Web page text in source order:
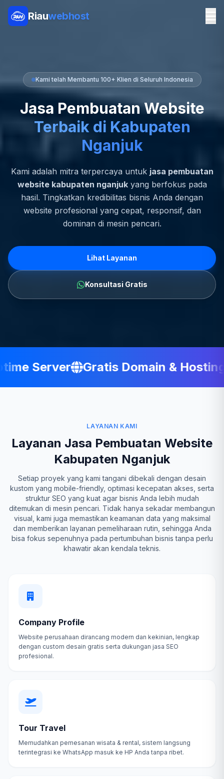
Riauwebhost
Kami telah Membantu 100+ Klien di Seluruh Indonesia
Jasa Pembuatan Website
Terbaik di Kabupaten
Nganjuk
Kami adalah mitra terpercaya untuk jasa pembuatan
website kabupaten nganjukyang berfokus pada
hasil. Tingkatkan kredibilitas bisnis Anda dengan
website profesional yang cepat, responsif, dan
dominan di mesin pencari.
Lihat Layanan
Konsultasi Gratis
Server Gratis Domain & Hosting
LAYANAN KAMI
Layanan Jasa Pembuatan Website
Kabupaten Nganjuk
Setiap proyek yang kami tangani dibekali dengan desain
kustom yang mobile-friendly, optimasi kecepatan akses, serta
struktur SEO yang kuat agar bisnis Anda lebih mudah
ditemukan di mesin pencari. Tidak hanya sekadar membangun
visual, kami juga memastikan keamanan data yang maksimal
dan memberikan layanan pemeliharaan rutin, sehingga Anda
bisa fokus sepenuhnya pada pertumbuhan bisnis tanpa perlu
khawatir akan kendala teknis.
Company Profile
Website perusahaan dirancang modern dan kekinian, lengkap
dengan custom desain gratis serta dukungan jasa SEO
profesional.
Tour Travel
Memudahkan pemesanan wisata & rental, sistem langsung
terintegrasi ke WhatsApp masuk ke HP Anda tanpa ribet.